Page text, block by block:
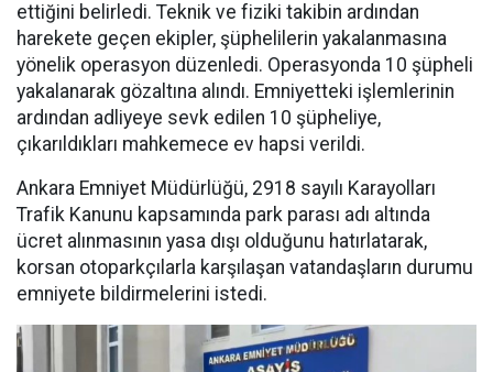
ettiğini belirledi. Teknik ve fiziki takibin ardından
harekete geçen ekipler, şüphelilerin yakalanmasına
yönelik operasyon düzenledi. Operasyonda 10 şüpheli
yakalanarak gözaltına alındı. Emniyetteki işlemlerinin
ardından adliyeye sevk edilen 10 şüpheliye,
çıkarıldıkları mahkemece ev hapsi verildi.
Ankara Emniyet Müdürlüğü, 2918 sayılı Karayolları
Trafik Kanunu kapsamında park parası adı altında
ücret alınmasının yasa dışı olduğunu hatırlatarak,
korsan otoparkçılarla karşılaşan vatandaşların durumu
emniyete bildirmelerini istedi.